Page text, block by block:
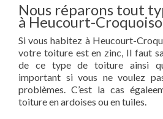
Nous réparons tout
à Heucourt-
Si vous habitez à Heucourt-
votre toiture est en zinc, Il faut
de ce type de toiture ainsi
important si vous ne voulez
problèmes. C’est la cas
toiture en ardoises ou en tuiles.